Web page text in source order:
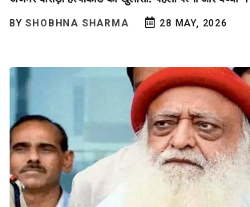
BY SHOBHNA SHARMA 28 MAY, 2026